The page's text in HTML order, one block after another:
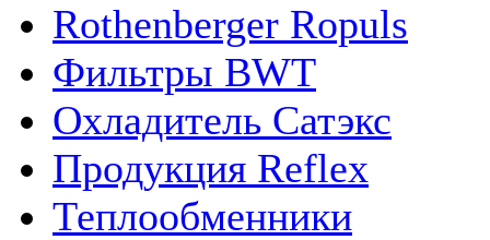
Rothenberger Ropuls
Фильтры BWT
Охладитель Сатэкс
Продукция Reflex
Теплообменники